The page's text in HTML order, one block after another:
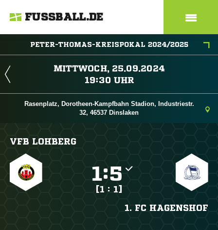
FUSSBALL.DE
PETER-THOMAS-KREISPOKAL 2024/2025
 
 
Rasenplatz, Dorotheen-Kampfbahn Stadion, Industriestr.
32, 46537 Dinslaken
VFB LOHBERG
:
[1 : 1]
1. FC HAGENSHOF